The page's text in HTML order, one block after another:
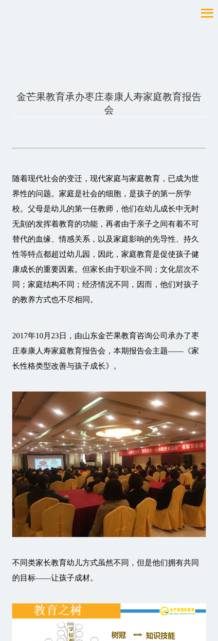
金芒果教育承办枣庄泰康人寿家庭教育报告
会
随着现代社会的变迁，现代家庭与家庭教育，已成为世
界性的问题。家庭是社会的细胞，是孩子的第一所学
校。父母是幼儿的第一任教师，他们在幼儿成长中无时
无刻的发挥着教育的功能，再者由于亲子之间有着不可
替代的血缘、情感关系，以及家庭影响的先导性、持久
性等特点都超过幼儿园，因此，家庭教育是促使孩子健
康成长的重要因素。但家长由于职业不同；文化层次不
同；家庭结构不同；经济情况不同，因而，他们对孩子
的教养方式也不尽相同。
2017年10月23日，由山东金芒果教育咨询公司承办了枣
庄泰康人寿家庭教育报告会，本期报告会主题——《家
长性格类型改善与孩子成长》。
不同类家长教育幼儿方式虽然不同，但是他们拥有共同
的目标——让孩子成材。